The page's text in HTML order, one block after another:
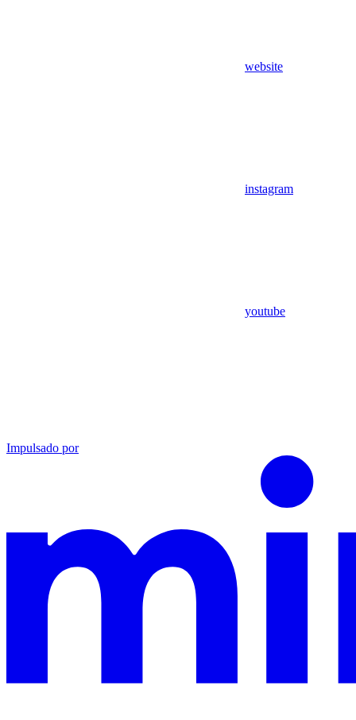
website
instagram
youtube
Impulsado por